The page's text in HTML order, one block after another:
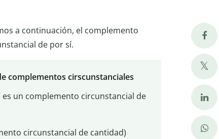
a continuación, el complemento
de por sí.
complementos cirscunstanciales
es un complemento circunstancial de
circunstancial de cantidad)